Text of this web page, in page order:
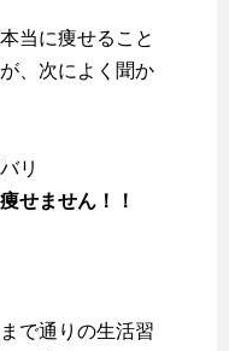
当に痩せること
、次によく聞か
リ
せません！！
で通りの生活習